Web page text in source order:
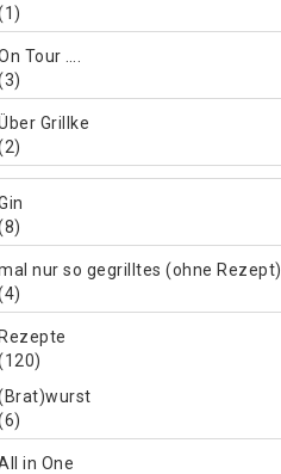
Tour ….
Grillke
nur so gegrilltes (ohne Rezept)
Rezepte
in One